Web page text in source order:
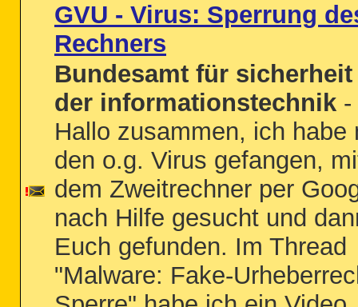
GVU - Virus: Sperrung
Rechners
Bundesamt für
der informationstechnik -
Hallo zusammen, ich habe
den o.g. Virus gefangen,
dem Zweitrechner per
nach Hilfe gesucht und
Euch gefunden. Im Thread
"Malware: Fake-